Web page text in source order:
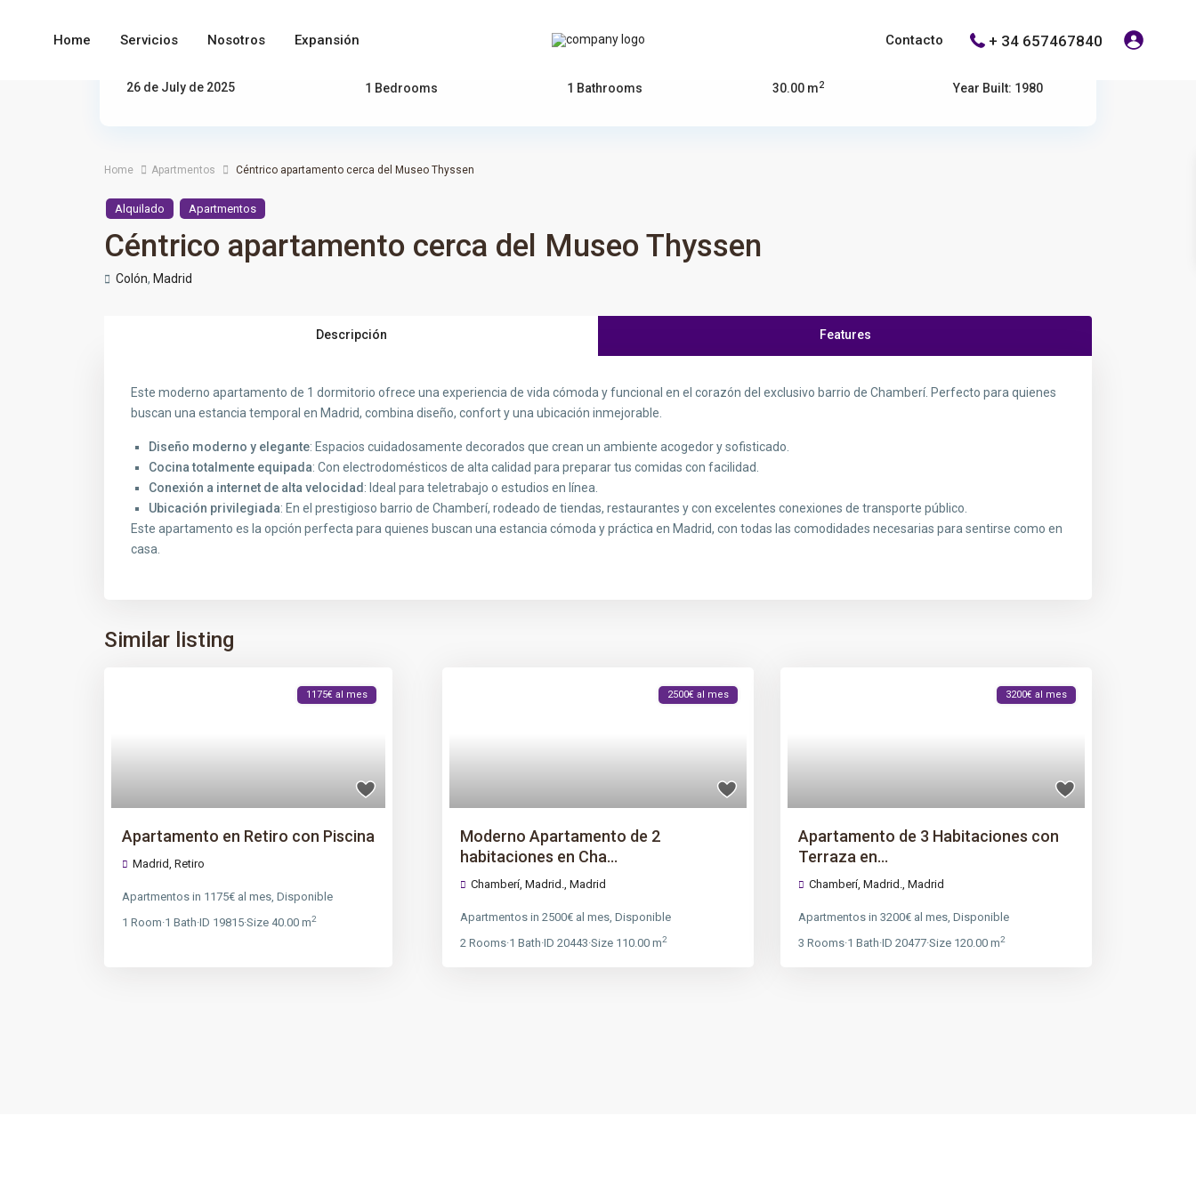
Home Servicios Nosotros Expansión Contacto + 34 657467840
26 de July de 2025
1 Bedrooms 1 Bathrooms 30.00 m2 Year Built: 1980
Home Apartmentos Céntrico apartamento cerca del Museo Thyssen
Alquilado Apartmentos
Céntrico apartamento cerca del Museo Thyssen
Colón, Madrid
Descripción Features
Este moderno apartamento de 1 dormitorio ofrece una experiencia de vida cómoda y funcional en el corazón del exclusivo barrio de Chamberí. Perfecto para quienes
buscan una estancia temporal en Madrid, combina diseño, confort y una ubicación inmejorable.
Diseño moderno y elegante: Espacios cuidadosamente decorados que crean un ambiente acogedor y sofisticado.
Cocina totalmente equipada: Con electrodomésticos de alta calidad para preparar tus comidas con facilidad.
Conexión a internet de alta velocidad : Ideal para teletrabajo o estudios en línea.
Ubicación privilegiada: En el prestigioso barrio de Chamberí, rodeado de tiendas, restaurantes y con excelentes conexiones de transporte público.
Este apartamento es la opción perfecta para quienes buscan una estancia cómoda y práctica en Madrid, con todas las comodidades necesarias para sentirse como en
casa.
Similar listing
1175€ al mes
Apartamento en Retiro con Piscina
Madrid, Retiro
Apartmentos in 1175€ al mes, Disponible
1 Room·1 Bath·ID 19815·Size 40.00 m2
2500€ al mes
Moderno Apartamento de 2
habitaciones en Cha...
Chamberí, Madrid., Madrid
Apartmentos in 2500€ al mes, Disponible
2 Rooms·1 Bath·ID 20443·Size 110.00 m2
3200€ al mes
Apartamento de 3 Habitaciones con
Terraza en...
Chamberí, Madrid., Madrid
Apartmentos in 3200€ al mes, Disponible
3 Rooms·1 Bath·ID 20477·Size 120.00 m2